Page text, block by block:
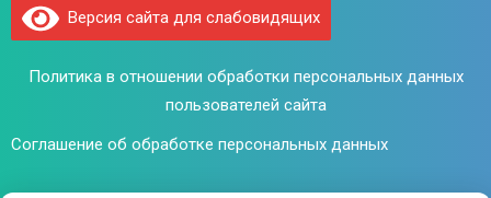
Версия сайта для слабовидящих
Политика в отношении обработки персональных данных
пользователей сайта
Соглашение об обработке персональных данных